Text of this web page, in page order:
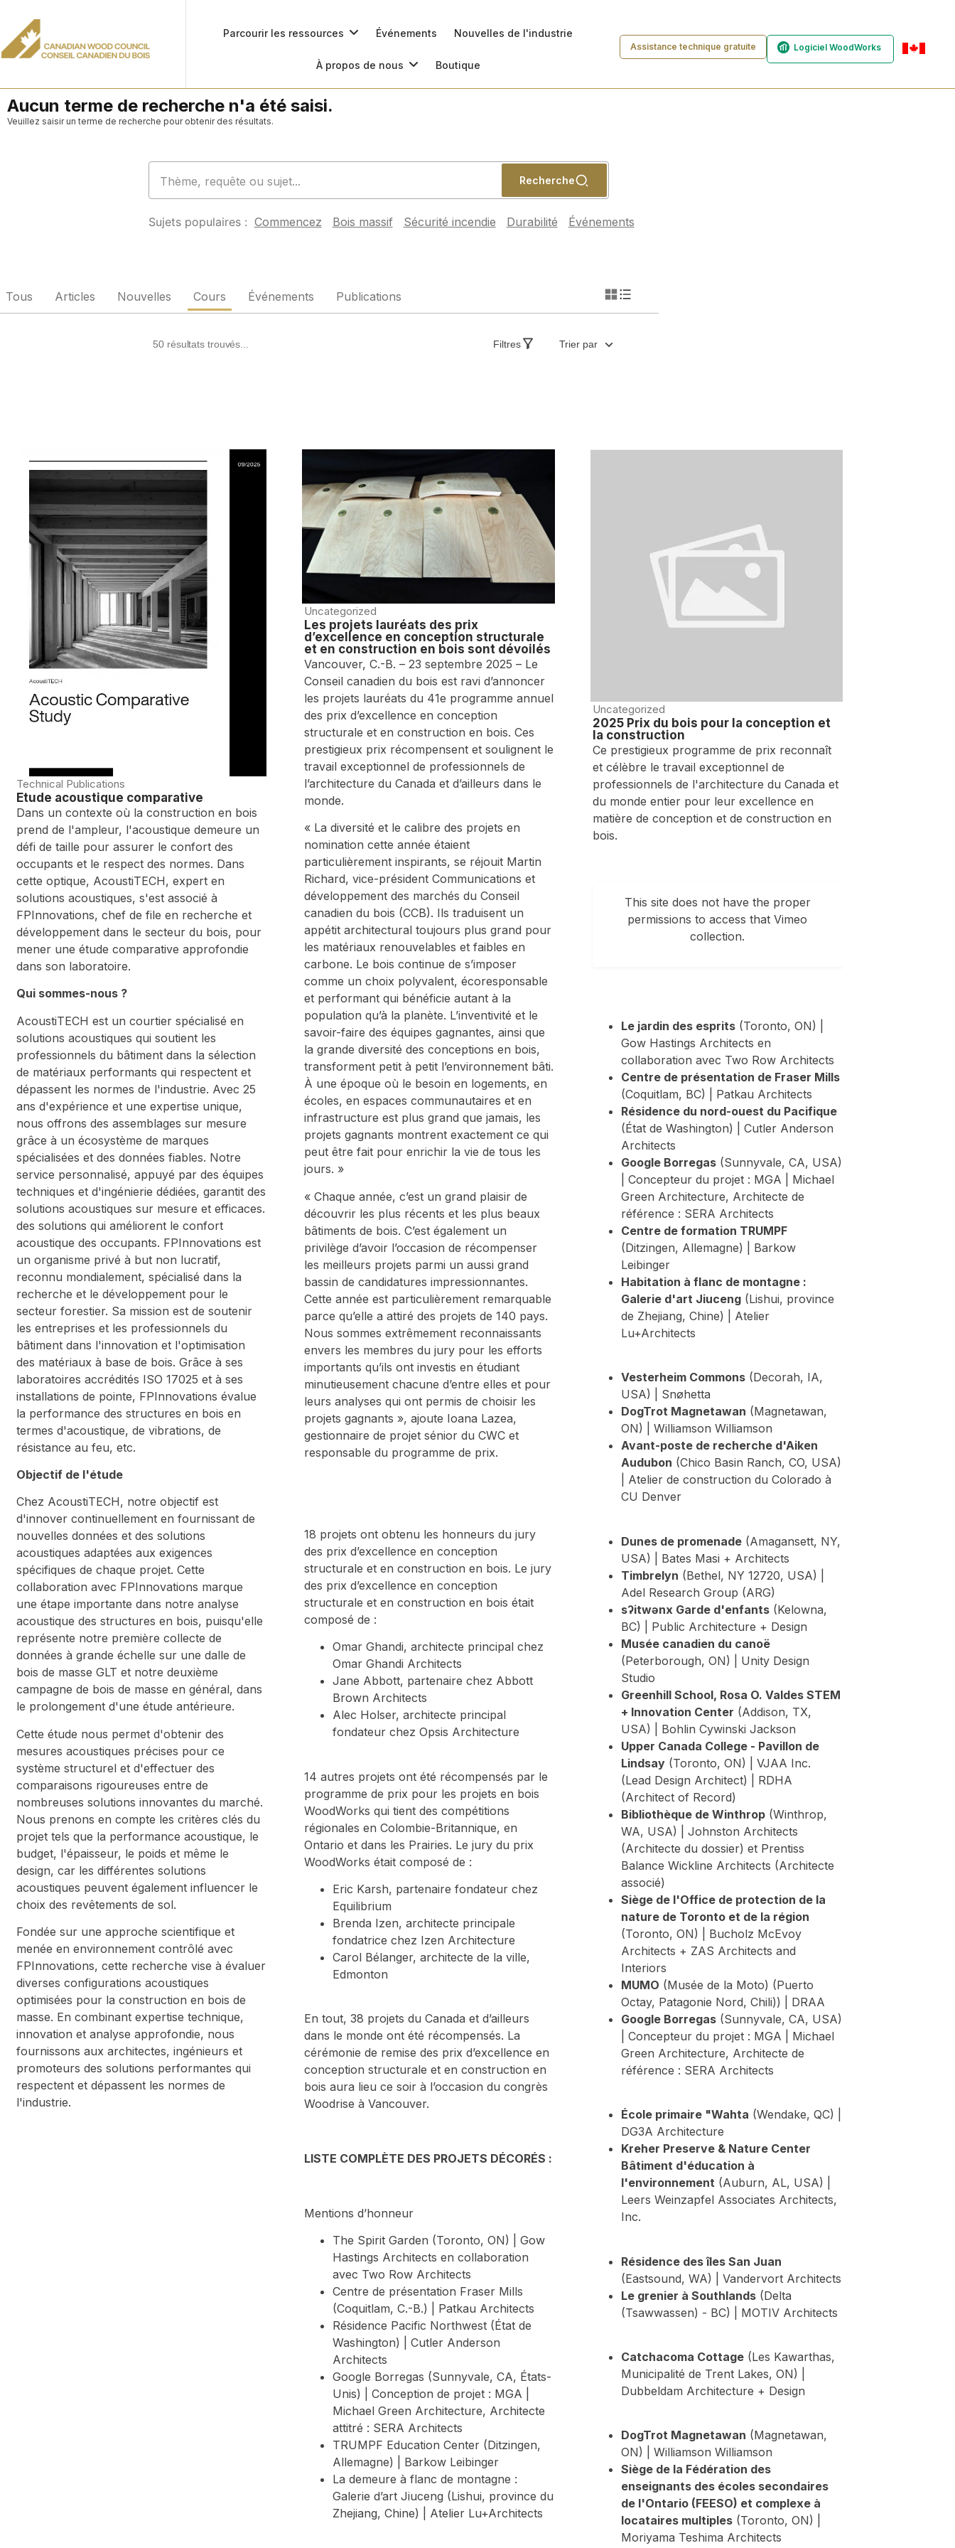
Parcourir les ressources Événements Nouvelles de l'industrie
À propos de nous Boutique
Assistance technique gratuite Logiciel WoodWorks
Aucun terme de recherche n'a été saisi.
Veuillez saisir un terme de recherche pour obtenir des résultats.
Recherche
Sujets populaires : Commencez Bois massif Sécurité incendie Durabilité Événements
Tous Articles Nouvelles Cours Événements Publications
50 résultats trouvés... Filtres Trier par
Technical Publications
Étude acoustique comparative
Dans un contexte où la construction en bois
prend de l'ampleur, l'acoustique demeure un
défi de taille pour assurer le confort des
occupants et le respect des normes. Dans
cette optique, AcoustiTECH, expert en
solutions acoustiques, s'est associé à
FPInnovations, chef de file en recherche et
développement dans le secteur du bois, pour
mener une étude comparative approfondie
dans son laboratoire.
Qui sommes-nous ?
AcoustiTECH est un courtier spécialisé en
solutions acoustiques qui soutient les
professionnels du bâtiment dans la sélection
de matériaux performants qui respectent et
dépassent les normes de l'industrie. Avec 25
ans d'expérience et une expertise unique,
nous offrons des assemblages sur mesure
grâce à un écosystème de marques
spécialisées et des données fiables. Notre
service personnalisé, appuyé par des équipes
techniques et d'ingénierie dédiées, garantit des
solutions acoustiques sur mesure et efficaces.
des solutions qui améliorent le confort
acoustique des occupants. FPInnovations est
un organisme privé à but non lucratif,
reconnu mondialement, spécialisé dans la
recherche et le développement pour le
secteur forestier. Sa mission est de soutenir
les entreprises et les professionnels du
bâtiment dans l'innovation et l'optimisation
des matériaux à base de bois. Grâce à ses
laboratoires accrédités ISO 17025 et à ses
installations de pointe, FPInnovations évalue
la performance des structures en bois en
termes d'acoustique, de vibrations, de
résistance au feu, etc.
Objectif de l'étude
Chez AcoustiTECH, notre objectif est
d'innover continuellement en fournissant de
nouvelles données et des solutions
acoustiques adaptées aux exigences
spécifiques de chaque projet. Cette
collaboration avec FPInnovations marque
une étape importante dans notre analyse
acoustique des structures en bois, puisqu'elle
représente notre première collecte de
données à grande échelle sur une dalle de
bois de masse GLT et notre deuxième
campagne de bois de masse en général, dans
le prolongement d'une étude antérieure.
Cette étude nous permet d'obtenir des
mesures acoustiques précises pour ce
système structurel et d'effectuer des
comparaisons rigoureuses entre de
nombreuses solutions innovantes du marché.
Nous prenons en compte les critères clés du
projet tels que la performance acoustique, le
budget, l'épaisseur, le poids et même le
design, car les différentes solutions
acoustiques peuvent également influencer le
choix des revêtements de sol.
Fondée sur une approche scientifique et
menée en environnement contrôlé avec
FPInnovations, cette recherche vise à évaluer
diverses configurations acoustiques
optimisées pour la construction en bois de
masse. En combinant expertise technique,
innovation et analyse approfondie, nous
fournissons aux architectes, ingénieurs et
promoteurs des solutions performantes qui
respectent et dépassent les normes de
l'industrie.
Uncategorized
Les projets lauréats des prix
d’excellence en conception structurale
et en construction en bois sont dévoilés
Vancouver, C.-B. – 23 septembre 2025 – Le
Conseil canadien du bois est ravi d’annoncer
les projets lauréats du 41e programme annuel
des prix d’excellence en conception
structurale et en construction en bois. Ces
prestigieux prix récompensent et soulignent le
travail exceptionnel de professionnels de
l’architecture du Canada et d’ailleurs dans le
monde.
« La diversité et le calibre des projets en
nomination cette année étaient
particulièrement inspirants, se réjouit Martin
Richard, vice-président Communications et
développement des marchés du Conseil
canadien du bois (CCB). Ils traduisent un
appétit architectural toujours plus grand pour
les matériaux renouvelables et faibles en
carbone. Le bois continue de s’imposer
comme un choix polyvalent, écoresponsable
et performant qui bénéficie autant à la
population qu’à la planète. L’inventivité et le
savoir-faire des équipes gagnantes, ainsi que
la grande diversité des conceptions en bois,
transforment petit à petit l’environnement bâti.
À une époque où le besoin en logements, en
écoles, en espaces communautaires et en
infrastructure est plus grand que jamais, les
projets gagnants montrent exactement ce qui
peut être fait pour enrichir la vie de tous les
jours. »
« Chaque année, c’est un grand plaisir de
découvrir les plus récents et les plus beaux
bâtiments de bois. C’est également un
privilège d’avoir l’occasion de récompenser
les meilleurs projets parmi un aussi grand
bassin de candidatures impressionnantes.
Cette année est particulièrement remarquable
parce qu’elle a attiré des projets de 140 pays.
Nous sommes extrêmement reconnaissants
envers les membres du jury pour les efforts
importants qu’ils ont investis en étudiant
minutieusement chacune d’entre elles et pour
leurs analyses qui ont permis de choisir les
projets gagnants », ajoute Ioana Lazea,
gestionnaire de projet sénior du CWC et
responsable du programme de prix.
18 projets ont obtenu les honneurs du jury
des prix d’excellence en conception
structurale et en construction en bois. Le jury
des prix d’excellence en conception
structurale et en construction en bois était
composé de :
Omar Ghandi, architecte principal chez
Omar Ghandi Architects
Jane Abbott, partenaire chez Abbott
Brown Architects
Alec Holser, architecte principal
fondateur chez Opsis Architecture
14 autres projets ont été récompensés par le
programme de prix pour les projets en bois
WoodWorks qui tient des compétitions
régionales en Colombie-Britannique, en
Ontario et dans les Prairies. Le jury du prix
WoodWorks était composé de :
Eric Karsh, partenaire fondateur chez
Equilibrium
Brenda Izen, architecte principale
fondatrice chez Izen Architecture
Carol Bélanger, architecte de la ville,
Edmonton
En tout, 38 projets du Canada et d’ailleurs
dans le monde ont été récompensés. La
cérémonie de remise des prix d’excellence en
conception structurale et en construction en
bois aura lieu ce soir à l’occasion du congrès
Woodrise à Vancouver.
LISTE COMPLÈTE DES PROJETS DÉCORÉS :
Mentions d’honneur
The Spirit Garden (Toronto, ON) | Gow
Hastings Architects en collaboration
avec Two Row Architects
Centre de présentation Fraser Mills
(Coquitlam, C.-B.) | Patkau Architects
Résidence Pacific Northwest (État de
Washington) | Cutler Anderson
Architects
Google Borregas (Sunnyvale, CA, États-
Unis) | Conception de projet : MGA |
Michael Green Architecture, Architecte
attitré : SERA Architects
TRUMPF Education Center (Ditzingen,
Allemagne) | Barkow Leibinger
La demeure à flanc de montagne :
Galerie d’art Jiuceng (Lishui, province du
Zhejiang, Chine) | Atelier Lu+Architects
Uncategorized
2025 Prix du bois pour la conception et
la construction
Ce prestigieux programme de prix reconnaît
et célèbre le travail exceptionnel de
professionnels de l'architecture du Canada et
du monde entier pour leur excellence en
matière de conception et de construction en
bois.
This site does not have the proper
permissions to access that Vimeo
collection.
Le jardin des esprits(Toronto, ON) |
Gow Hastings Architects en
collaboration avec Two Row Architects
Centre de présentation de Fraser Mills
(Coquitlam, BC) | Patkau Architects
Résidence du nord-ouest du Pacifique
(État de Washington) | Cutler Anderson
Architects
Google Borregas(Sunnyvale, CA, USA)
| Concepteur du projet : MGA | Michael
Green Architecture, Architecte de
référence : SERA Architects
Centre de formation TRUMPF
(Ditzingen, Allemagne) | Barkow
Leibinger
Habitation à flanc de montagne :
Galerie d'art Jiuceng(Lishui, province
de Zhejiang, Chine) | Atelier
Lu+Architects
Vesterheim Commons(Decorah, IA,
USA) | Snøhetta
DogTrot Magnetawan (Magnetawan,
ON) | Williamson Williamson
Avant-poste de recherche d'Aiken
Audubon (Chico Basin Ranch, CO, USA)
| Atelier de construction du Colorado à
CU Denver
Dunes de promenade(Amagansett, NY,
USA) | Bates Masi + Architects
Timbrelyn (Bethel, NY 12720, USA) |
Adel Research Group (ARG)
sʔitwənx Garde d'enfants(Kelowna,
BC) | Public Architecture + Design
Musée canadien du canoë
(Peterborough, ON) | Unity Design
Studio
Greenhill School, Rosa O. Valdes STEM
+ Innovation Center (Addison, TX,
USA) | Bohlin Cywinski Jackson
Upper Canada College - Pavillon de
Lindsay(Toronto, ON) | VJAA Inc.
(Lead Design Architect) | RDHA
(Architect of Record)
Bibliothèque de Winthrop(Winthrop,
WA, USA) | Johnston Architects
(Architecte du dossier) et Prentiss
Balance Wickline Architects (Architecte
associé)
Siège de l'Office de protection de la
nature de Toronto et de la région
(Toronto, ON) | Bucholz McEvoy
Architects + ZAS Architects and
Interiors
MUMO (Musée de la Moto) (Puerto
Octay, Patagonie Nord, Chili)) | DRAA
Google Borregas(Sunnyvale, CA, USA)
| Concepteur du projet : MGA | Michael
Green Architecture, Architecte de
référence : SERA Architects
École primaire "Wahta (Wendake, QC) |
DG3A Architecture
Kreher Preserve & Nature Center
Bâtiment d'éducation à
l'environnement(Auburn, AL, USA) |
Leers Weinzapfel Associates Architects,
Inc.
Résidence des îles San Juan
(Eastsound, WA) | Vandervort Architects
Le grenier à Southlands(Delta
(Tsawwassen) - BC) | MOTIV Architects
Catchacoma Cottage(Les Kawarthas,
Municipalité de Trent Lakes, ON) |
Dubbeldam Architecture + Design
DogTrot Magnetawan (Magnetawan,
ON) | Williamson Williamson
Siège de la Fédération des
enseignants des écoles secondaires
de l'Ontario (FEESO) et complexe à
locataires multiples(Toronto, ON) |
Moriyama Teshima Architects